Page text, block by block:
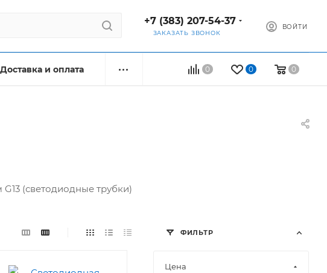
+7 (383) 207-54-37
ЗАКАЗАТЬ ЗВОНОК
ВОЙТИ
0 0 0
Доставка и оплата
(светодиодные трубки)
ФИЛЬТР
Цена